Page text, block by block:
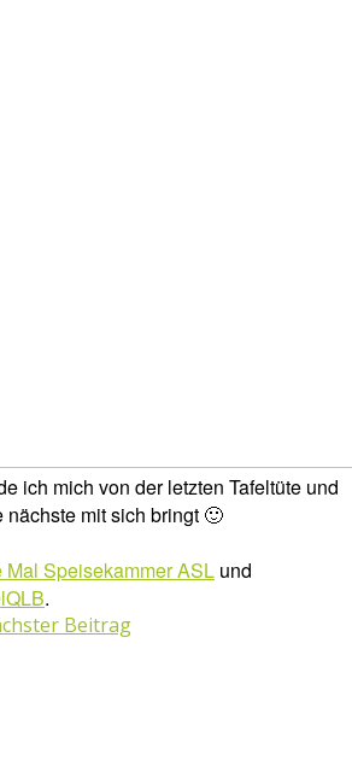
ich mich von der letzten Tafeltüte und
mit sich bringt 🙂
Mal Speisekammer ASL und
.
Beitrag